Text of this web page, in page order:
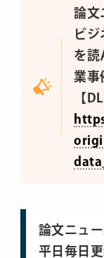
論文
ビ
を
業事
【
論文ニュー
平日毎日